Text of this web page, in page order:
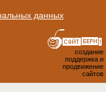
данных
создание
поддержка и
продвижение
сайтов